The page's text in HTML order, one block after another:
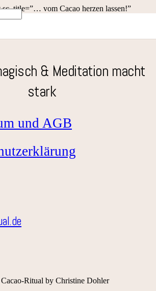
sc_title=”… vom Cacao herzen lassen!”
nächsten Cacao Rituale”
& Meditation macht
stark
und AGB
Ritual by Christine Dohler